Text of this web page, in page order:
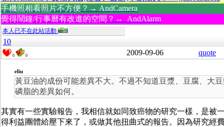
手機照相看照片不方便？→ AndCamera
覺得鬧鐘/行事曆有改進的空間？→ AndAlarm
本人已不在此站活動
10
0 0 2009-09-06 quote
eliu
黃豆油的成份可能差異不大。不過不知道豆漿、豆腐、大
磷脂的差異如何。
其實有一些實驗報告，我相信就如同致癌物的研究一樣，是被
得利益團體給壓下來了，或做其他扭曲式的報告。因為研究經